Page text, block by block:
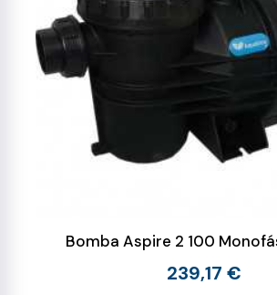
Bomba Aspire 2 100
239,17 €